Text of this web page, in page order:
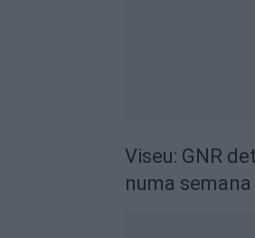
Viseu: GNR
numa semana